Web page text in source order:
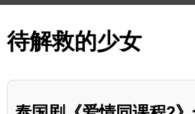
待解救的少女